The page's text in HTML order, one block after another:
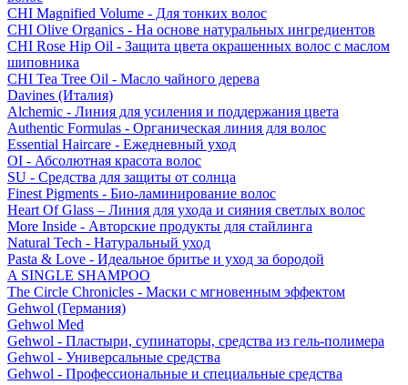
CHI Magnified Volume - Для тонких волос
CHI Olive Organics - На основе натуральных ингредиентов
CHI Rose Hip Oil - Защита цвета окрашенных волос с маслом
шиповника
CHI Tea Tree Oil - Масло чайного дерева
Davines (Италия)
Alchemic - Линия для усиления и поддержания цвета
Authentic Formulas - Органическая линия для волос
Essential Haircare - Eжедневный уход
OI - Абсолютная красота волос
SU - Средства для защиты от солнца
Finest Pigments - Био-ламинирование волос
Heart Of Glass – Линия для ухода и сияния светлых волос
More Inside - Авторские продукты для стайлинга
Natural Tech - Натуральный уход
Pasta & Love - Идеальное бритье и уход за бородой
A SINGLE SHAMPOO
The Circle Chronicles - Маски с мгновенным эффектом
Gehwol (Германия)
Gehwol Med
Gehwol - Пластыри, супинаторы, средства из гель-полимера
Gehwol - Универсальные средства
Gehwol - Профессиональные и специальные средства